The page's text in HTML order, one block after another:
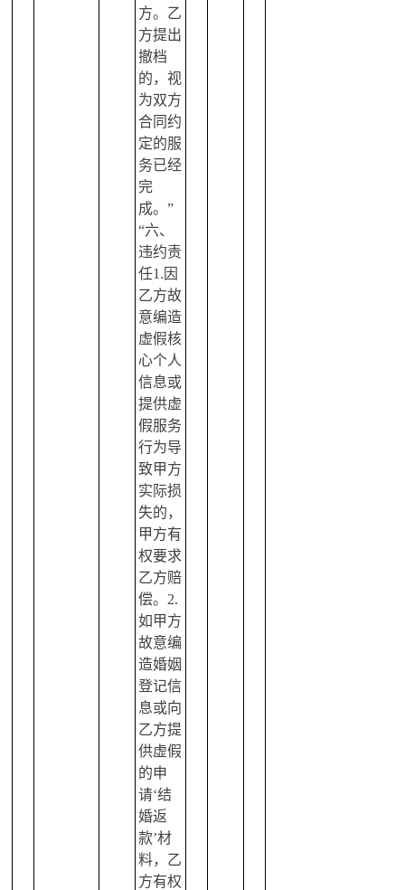
方。乙
方提出
撤档
的，视
为双方
合同约
定的服
务已经
完
成。”
“六、
违约责
任1.因
乙方故
意编造
虚假核
心个人
信息或
提供虚
假服务
行为导
致甲方
实际损
失的，
甲方有
权要求
乙方赔
偿。2.
如甲方
故意编
造婚姻
登记信
息或向
乙方提
供虚假
的申
请‘结
婚返
款’材
料，乙
方有权